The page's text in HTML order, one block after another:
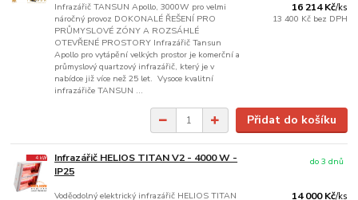
Infrazářič TANSUN Apollo, 3000W pro velmi
náročný provoz DOKONALÉ ŘEŠENÍ PRO
PRŮMYSLOVÉ ZÓNY A ROZSÁHLÉ
OTEVŘENÉ PROSTORY Infrazářič Tansun
Apollo pro vytápění velkých prostor je komerční a
průmyslový quartzový infrazářič, který je v
nabídce již více než 25 let. Vysoce kvalitní
infrazářiče TANSUN ...
16 214 Kč/ks
13 400 Kč bez DPH
Přidat do košíku
Infrazářič HELIOS TITAN V2 - 4000 W -
IP25
Voděodolný elektrický infrazářič HELIOS TITAN
14 000 Kč/ks
do 3 dnů